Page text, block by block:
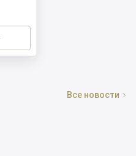
Все новости